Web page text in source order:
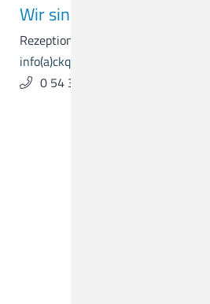
Wir sind für Sie da.
Rezeption & Empfang
info(a)ckq-gmbh.de
0 54 31 . 15 - 0